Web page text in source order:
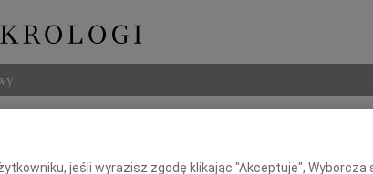
jeśli wyrazisz zgodę klikając "Akceptuję", Wyborcza